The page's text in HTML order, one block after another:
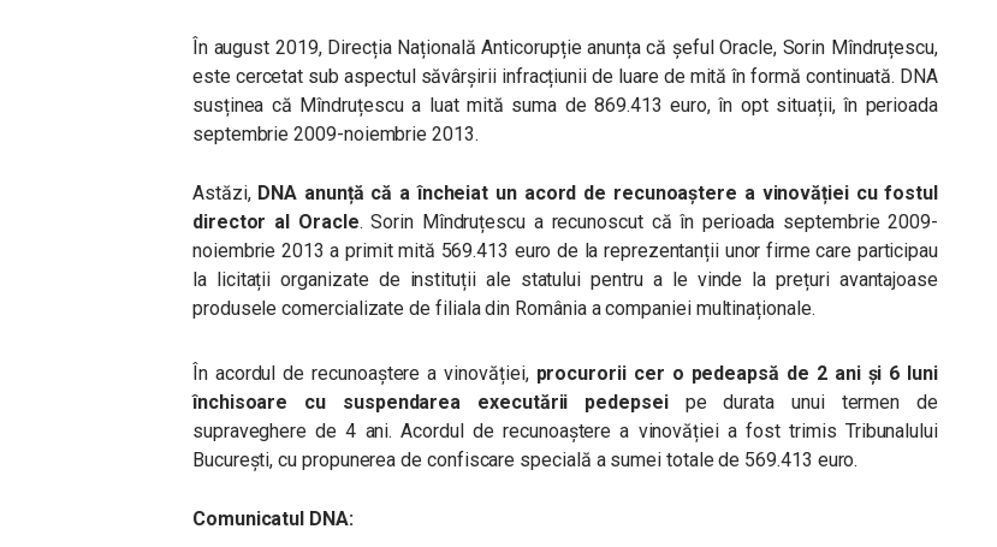
În august 2019, Direcția Națională Anticorupție anunța că șeful Oracle, Sorin Mîndruțescu,
este cercetat sub aspectul săvârșirii infracțiunii de luare de mită în formă continuată. DNA
susținea că Mîndruțescu a luat mită suma de 869.413 euro, în opt situații, în perioada
septembrie 2009-noiembrie 2013.
Astăzi, DNA anunță că a încheiat un acord de recunoaștere a vinovăției cu fostul
director al Oracle.Sorin Mîndruțescu a recunoscut că în perioada septembrie 2009-
noiembrie 2013 a primit mită 569.413 euro de la reprezentanții unor firme care participau
la licitații organizate de instituții ale statului pentru a le vinde la prețuri avantajoase
produsele comercializate de filiala din România a companiei multinaționale.
În acordul de recunoaștere a vinovăției, procurorii cer o pedeapsă de 2 ani și 6 luni
închisoare cu suspendarea executării pedepsei pe durata unui termen de
supraveghere de 4 ani. Acordul de recunoaștere a vinovăției a fost trimis Tribunalului
București, cu propunerea de confiscare specială a sumei totale de 569.413 euro.
Comunicatul DNA: